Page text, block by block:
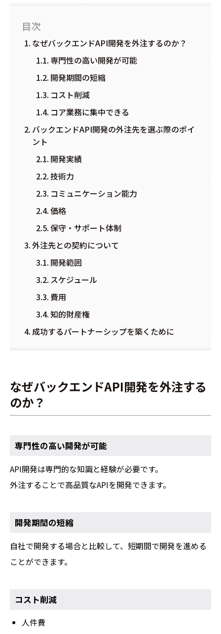
目次
なぜバックエンドAPI開発を外注するのか？
専門性の高い開発が可能
開発期間の短縮
コスト削減
コア業務に集中できる
バックエンドAPI開発の外注先を選ぶ際のポイ
ント
開発実績
技術力
コミュニケーション能力
価格
保守・サポート体制
外注先との契約について
開発範囲
スケジュール
費用
知的財産権
成功するパートナーシップを築くために
なぜバックエンドAPI開発を外注する
のか？
専門性の高い開発が可能
API開発は専門的な知識と経験が必要です。
外注することで高品質なAPIを開発できます。
開発期間の短縮
自社で開発する場合と比較して、短期間で開発を進める
ことができます。
コスト削減
人件費